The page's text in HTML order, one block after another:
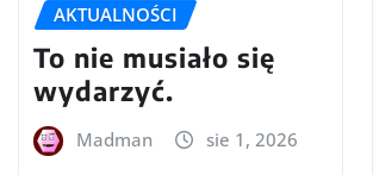
AKTUALNOŚCI
To nie musiało się
wydarzyć.
Madman sie 1, 2026